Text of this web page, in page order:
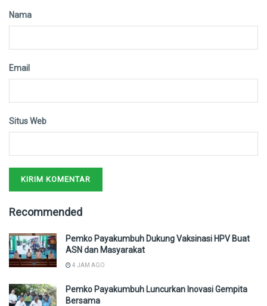
Nama
Email
Situs Web
Recommended
Pemko Payakumbuh Dukung Vaksinasi HPV Buat
ASN dan Masyarakat
4 JAM AGO
Pemko Payakumbuh Luncurkan Inovasi Gempita
Bersama